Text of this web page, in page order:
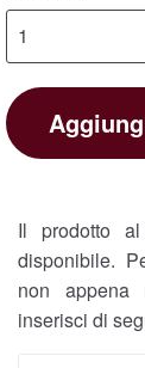
Il prodotto
disponibile.
non appena
inserisci di